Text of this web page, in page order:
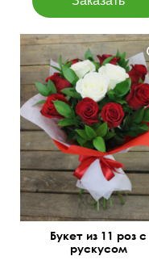
Двойной фетр
50 см
40 см
Букет из 11 роз с
рускусом